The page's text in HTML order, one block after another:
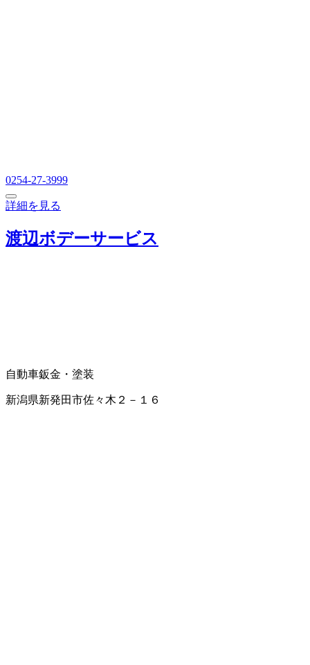
0254-27-3999
詳細を見る
渡辺ボデーサービス
自動車鈑金・塗装
新潟県新発田市佐々木２－１６